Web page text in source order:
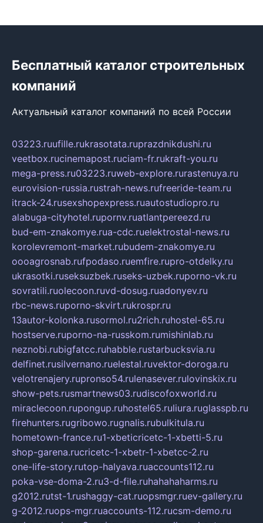
Бесплатный каталог строительных
компаний
Актуальный каталог компаний по всей России
03223.ruufille.rukrasotata.ruprazdnikdushi.ru
veetbox.rucinemapost.ruciam-fr.rukraft-you.ru
mega-press.ru03223.ruweb-explore.rurastenuya.ru
eurovision-russia.rustrah-news.rufreeride-team.ru
itrack-24.rusexshopexpress.ruautostudiopro.ru
alabuga-cityhotel.rupornv.ruatlantpereezd.ru
bud-em-znakomye.rua-cdc.ruelektrostal-news.ru
korolevremont-market.rubudem-znakomye.ru
oooagrosnab.rufpodaso.ruemfire.rupro-otdelky.ru
ukrasotki.ruseksuzbek.ruseks-uzbek.ruporno-vk.ru
sovratili.ruolecoon.ruvd-dosug.ruadonyev.ru
rbc-news.ruporno-skvirt.rukrospr.ru
13autor-kolonka.rusormol.ru2rich.ruhostel-65.ru
hostserve.ruporno-na-russkom.rumishinlab.ru
neznobi.rubigfatcc.ruhabble.rustarbucksvia.ru
delfinet.rusilvernano.ruelestal.ruvektor-doroga.ru
velotrenajery.rupronso54.rulenasever.rulovinskix.ru
show-pets.rusmartnews03.rudiscofoxworld.ru
miraclecoon.rupongup.ruhostel65.ruliura.ruglasspb.ru
firehunters.rugribowo.rugnalis.rubulkitula.ru
hometown-france.ru1-xbeticricetc-1-xbetti-5.ru
shop-garena.rucricetc-1-xbetr-1-xbetcc-2.ru
one-life-story.rutop-halyava.ruaccounts112.ru
poka-vse-doma-2.ru3-d-file.ruhahahaharms.ru
g2012.rutst-1.rushaggy-cat.ruopsmgr.ruev-gallery.ru
g-2012.ruops-mgr.ruaccounts-112.rucsm-demo.ru